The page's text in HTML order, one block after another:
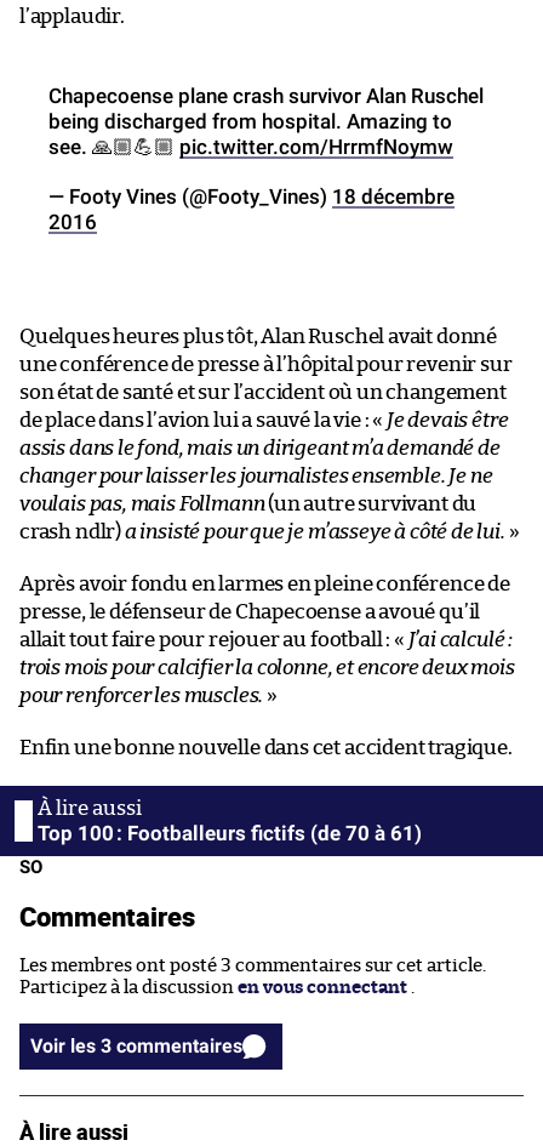
l’applaudir.
Chapecoense plane crash survivor Alan Ruschel
being discharged from hospital. Amazing to
see. 🙏🏼💪🏼 pic.twitter.com/HrrmfNoymw
— Footy Vines (@Footy_Vines) 18 décembre
2016
Quelques heures plus tôt, Alan Ruschel avait donné
une conférence de presse à l’hôpital pour revenir sur
son état de santé et sur l’accident où un changement
de place dans l’avion lui a sauvé la vie : « Je devais être
assis dans le fond, mais un dirigeant m’a demandé de
changer pour laisser les journalistes ensemble. Je ne
voulais pas, mais Follmann(un autre survivant du
crash ndlr)a insisté pour que je m’asseye à côté de lui. »
Après avoir fondu en larmes en pleine conférence de
presse, le défenseur de Chapecoense a avoué qu’il
allait tout faire pour rejouer au football : « J’ai calculé :
trois mois pour calcifier la colonne, et encore deux mois
pour renforcer les muscles. »
Enfin une bonne nouvelle dans cet accident tragique.
Top 100 : Footballeurs fictifs (de 70 à 61)
SO
Commentaires
Les membres ont posté 3 commentaires sur cet article.
Participez à la discussion en vous connectant
Voir les 3 commentaires
À lire aussi